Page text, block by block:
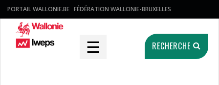
PORTAIL WALLONIE.BE FÉDÉRATION WALLONIE-BRUXELLES
☰ RECHERCHE